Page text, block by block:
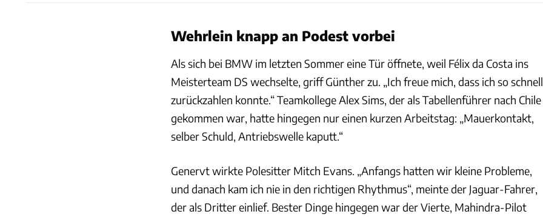
Wehrlein knapp an Podest vorbei
Als sich bei BMW im letzten Sommer eine Tür öffnete, weil Félix da Costa ins
Meisterteam DS wechselte, griff Günther zu. „Ich freue mich, dass ich so schnell
zurückzahlen konnte.“ Teamkollege Alex Sims, der als Tabellenführer nach Chile
gekommen war, hatte hingegen nur einen kurzen Arbeitstag: „Mauerkontakt,
selber Schuld, Antriebswelle kaputt.“
Genervt wirkte Polesitter Mitch Evans. „Anfangs hatten wir kleine Probleme,
und danach kam ich nie in den richtigen Rhythmus“, meinte der Jaguar-Fahrer,
der als Dritter einlief. Bester Dinge hingegen war der Vierte, Mahindra-Pilot